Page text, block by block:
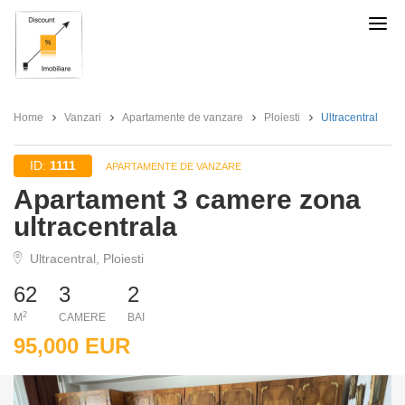
Discount
Imobiliare
Home Vanzari Apartamente de vanzare Ploiesti Ultracentral
ID: 1111 APARTAMENTE DE VANZARE
Apartament 3 camere zona
ultracentrala
Ultracentral, Ploiesti
62
M 2
3
CAMERE
2
BAI
95,000 EUR